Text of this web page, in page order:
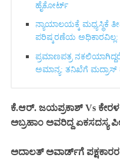
ಹೈಕೋರ್ಟ್‌
ನ್ಯಾಯಾಲಯಕ್ಕೆ ಮಧ್ಯಸ್ಥಿಕೆ
ಪರಿಷ್ಕರಣೆಯ
ಪ್ರಮಾಣಪತ್ರ
ಅಮಾನ್ಯ: ತನಿಖೆಗೆ
ಕೆ.ಆರ್. ಜಯಪ್ರಕಾಶ್ Vs
ಅಬ್ರಹಾಂ ಅವರಿದ್ದ ಏಕಸದಸ್ಯ
ಅದಾಲತ್ ಅವಾರ್ಡ್‌ಗೆ